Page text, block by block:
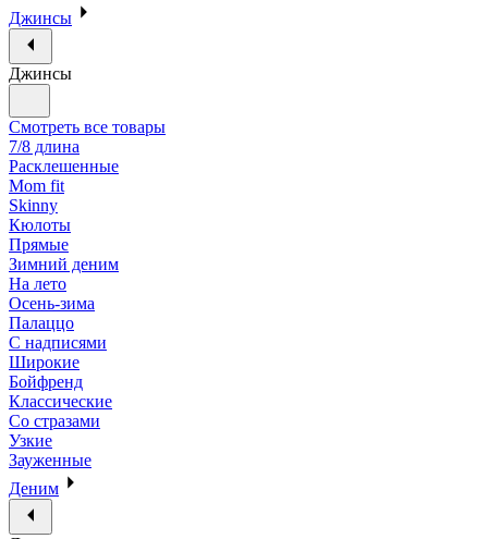
Джинсы
Джинсы
Смотреть все товары
7/8 длина
Расклешенные
Mom fit
Skinny
Кюлоты
Прямые
Зимний деним
На лето
Осень-зима
Палаццо
С надписями
Широкие
Бойфренд
Классические
Со стразами
Узкие
Зауженные
Деним